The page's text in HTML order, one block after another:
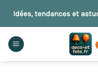
contenu
Idées, tendances et